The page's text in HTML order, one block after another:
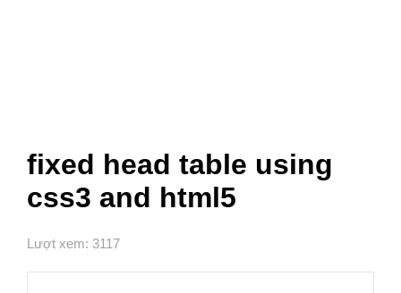
fixed head table using
css3 and html5
Lượt xem: 3117